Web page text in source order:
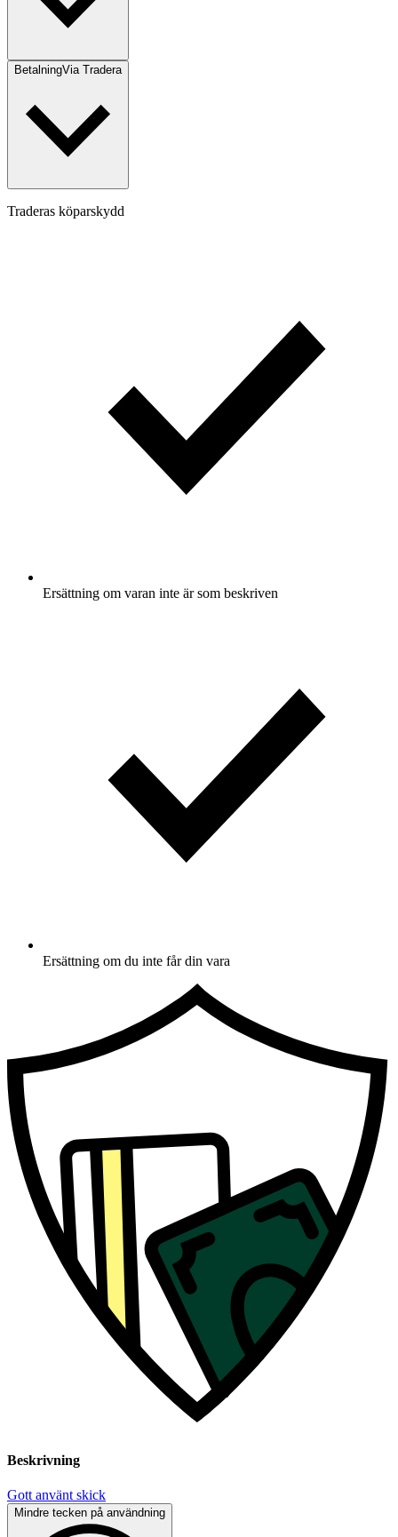
BetalningVia Tradera
Traderas köparskydd
Ersättning om varan inte är som beskriven
Ersättning om du inte får din vara
Beskrivning
Gott använt skick
Mindre tecken på användning